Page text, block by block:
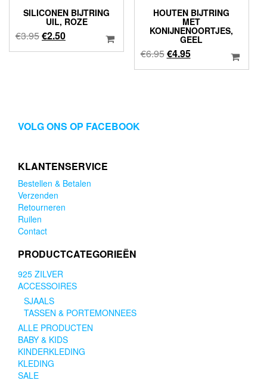
SILICONEN BIJTRING
UIL, ROZE
€3.95Oorspronkelijke
prijs
€2.50Huidige
prijs
HOUTEN BIJTRING
MET
KONIJNENOORTJES,
GEEL
€6.95Oorspronkelijke
prijs
€4.95Huidige
prijs
VOLG ONS OP FACEBOOK
KLANTENSERVICE
Bestellen & Betalen
Verzenden
Retourneren
Ruilen
Contact
PRODUCTCATEGORIEËN
925 ZILVER
ACCESSOIRES
SJAALS
TASSEN & PORTEMONNEES
ALLE PRODUCTEN
BABY & KIDS
KINDERKLEDING
KLEDING
SALE